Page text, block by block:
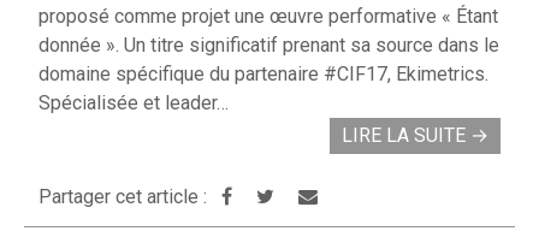
proposé comme projet une œuvre performative « Étant
donnée ». Un titre significatif prenant sa source dans le
domaine spécifique du partenaire #CIF17, Ekimetrics.
Spécialisée et leader…
LIRE LA SUITE →
Partager cet article :